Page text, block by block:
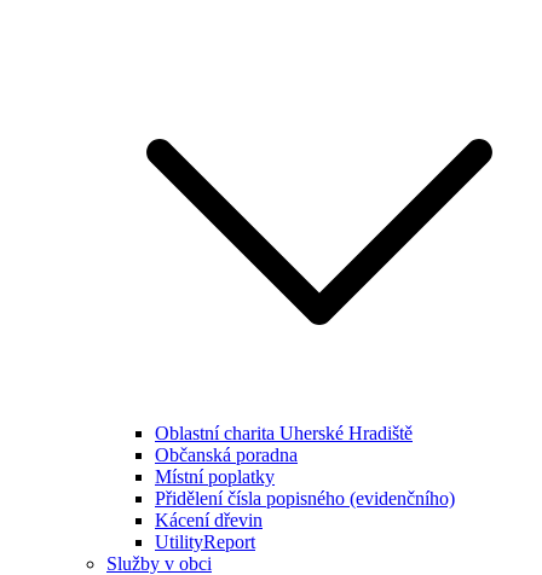
Oblastní charita Uherské Hradiště
Občanská poradna
Místní poplatky
Přidělení čísla popisného (evidenčního)
Kácení dřevin
UtilityReport
Služby v obci